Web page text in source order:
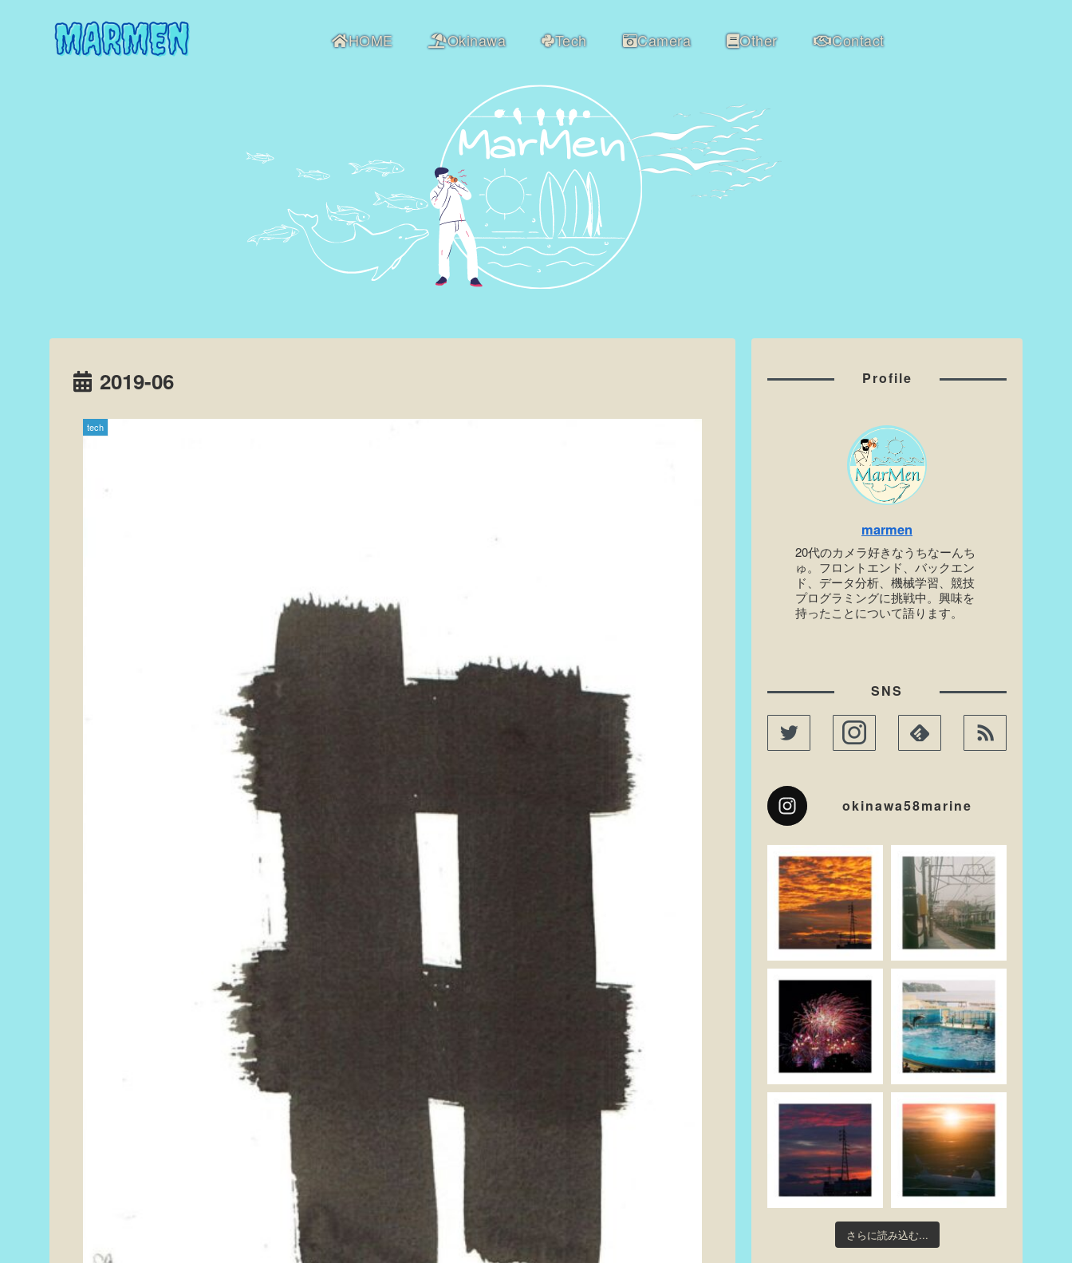
HOME Okinawa Tech Camera Other Contact
2019-06
tech
Profile
marmen
20代のカメラ好きなうちなーんち
ゅ。フロントエンド、バックエン
ド、データ分析、機械学習、競技
プログラミングに挑戦中。興味を
持ったことについて語ります。
SNS
okinawa58marine
さらに読み込む...